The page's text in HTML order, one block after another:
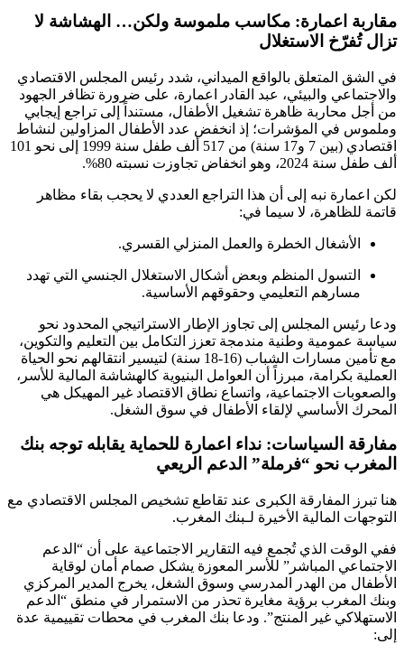
مقاربة اعمارة: مكاسب ملموسة ولكن… الهشاشة لا
تزال تُفرّخ الاستغلال
في الشق المتعلق بالواقع الميداني، شدد رئيس المجلس الاقتصادي
والاجتماعي والبيئي، عبد القادر اعمارة، على ضرورة تظافر الجهود
من أجل محاربة ظاهرة تشغيل الأطفال، مستنداً إلى تراجع إيجابي
وملموس في المؤشرات؛ إذ انخفض عدد الأطفال المزاولين لنشاط
اقتصادي (بين 7 و17 سنة) من 517 ألف طفل سنة 1999 إلى نحو 101
ألف طفل سنة 2024، وهو انخفاض تجاوزت نسبته 80%.
لكن اعمارة نبه إلى أن هذا التراجع العددي لا يحجب بقاء مظاهر
قاتمة للظاهرة، لا سيما في:
الأشغال الخطرة والعمل المنزلي القسري.
التسول المنظم وبعض أشكال الاستغلال الجنسي التي تهدد
مسارهم التعليمي وحقوقهم الأساسية.
ودعا رئيس المجلس إلى تجاوز الإطار الاستراتيجي المحدود نحو
سياسة عمومية وطنية مندمجة تعزز التكامل بين التعليم والتكوين،
مع تأمين مسارات الشباب (16-18 سنة) لتيسير انتقالهم نحو الحياة
العملية بكرامة، مبرزاً أن العوامل البنيوية كالهشاشة المالية للأسر،
والصعوبات الاجتماعية، واتساع نطاق الاقتصاد غير المهيكل هي
المحرك الأساسي لإلقاء الأطفال في سوق الشغل.
مفارقة السياسات: نداء اعمارة للحماية يقابله توجه بنك
المغرب نحو “فرملة” الدعم الريعي
هنا تبرز المفارقة الكبرى عند تقاطع تشخيص المجلس الاقتصادي مع
التوجهات المالية الأخيرة لـبنك المغرب.
ففي الوقت الذي تُجمع فيه التقارير الاجتماعية على أن “الدعم
الاجتماعي المباشر” للأسر المعوزة يشكل صمام أمان لوقاية
الأطفال من الهدر المدرسي وسوق الشغل، يخرج المدير المركزي
وبنك المغرب برؤية مغايرة تحذر من الاستمرار في منطق “الدعم
الاستهلاكي غير المنتج”. ودعا بنك المغرب في محطات تقييمية عدة
إلى: